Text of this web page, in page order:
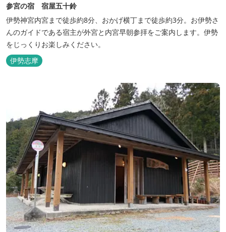
参宮の宿 宿屋五十鈴
伊勢神宮内宮まで徒歩約8分、おかげ横丁まで徒歩約3分。お伊勢さ
んのガイドである宿主が外宮と内宮早朝参拝をご案内します。伊勢
をじっくりお楽しみください。
伊勢志摩